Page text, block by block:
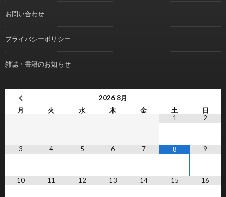
お問い合わせ
プライバシーポリシー
雑誌・書籍のお知らせ
2026 8月
月
火 水 木 金 土
日
1
2
3 4 5 6 7 8 9
10 11 12 13 14 15 16